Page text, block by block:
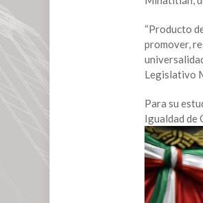
“Producto
promover,
Legislativo
Para su
Igualdad de